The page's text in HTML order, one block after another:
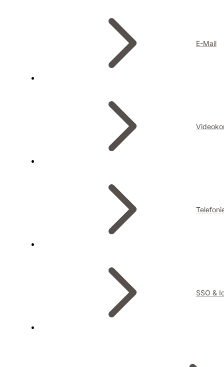
E-Mail
SSO &